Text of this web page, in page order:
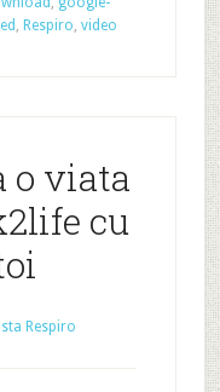
, Respiro, video
o viata
cu
Respiro